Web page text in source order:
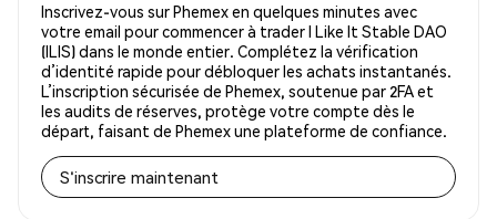
Inscrivez-vous sur Phemex en quelques minutes avec
votre email pour commencer à trader I Like It Stable DAO
(ILIS) dans le monde entier. Complétez la vérification
d’identité rapide pour débloquer les achats instantanés.
L’inscription sécurisée de Phemex, soutenue par 2FA et
les audits de réserves, protège votre compte dès le
départ, faisant de Phemex une plateforme de confiance.
S'inscrire maintenant